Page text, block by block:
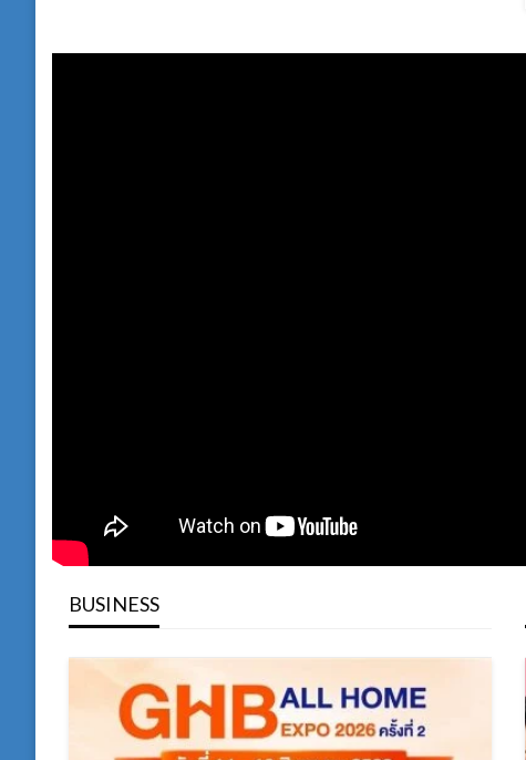
BUSINESS